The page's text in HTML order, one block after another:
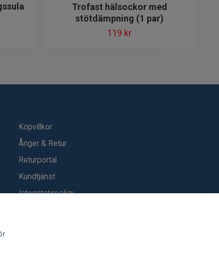
Trofast hälsockor med
stötdämpning (1 par)
119 kr
Köpvillkor
Ånger & Retur
Returportal
Kundtjänst
Integritetspolicy